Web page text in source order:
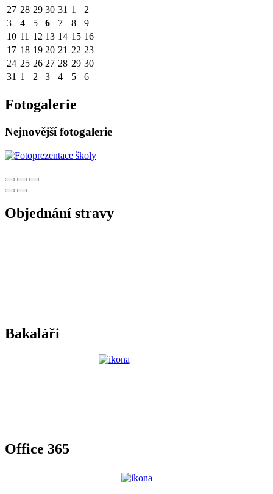
27 28 29 30 31 1
2
3
4 5 6 7 8
9
10 11 12 13 14 15 16
17 18 19 20 21 22 23
24 25 26 27 28 29 30
31 1 2 3 4 5 6
Fotogalerie
Nejnovější fotogalerie
Objednání stravy
Bakaláři
Office 365